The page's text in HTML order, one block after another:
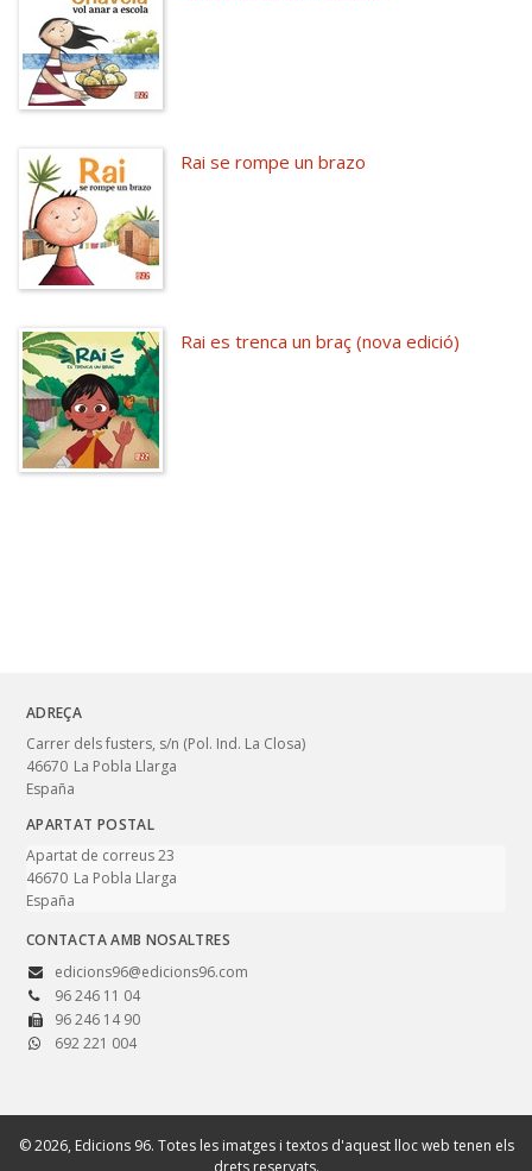
Rai se rompe un brazo
Rai es trenca un braç (nova edició)
ADREÇA
Carrer dels fusters, s/n (Pol. Ind. La Closa)
46670 La Pobla Llarga
España
APARTAT POSTAL
Apartat de correus 23
46670 La Pobla Llarga
España
CONTACTA AMB NOSALTRES
edicions96@edicions96.com
96 246 11 04
96 246 14 90
692 221 004
© 2026, Edicions 96. Totes les imatges i textos d'aquest lloc web tenen els
drets reservats.